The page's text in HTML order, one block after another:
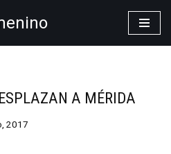
A MÉRIDA
2017